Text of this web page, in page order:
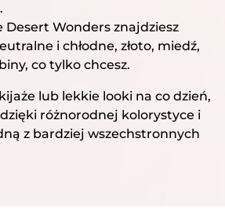
Desert Wonders znajdziesz
i chłodne, złoto, miedź,
co tylko chcesz.
lub lekkie looki na co dzień,
różnorodnej kolorystyce i
z bardziej wszechstronnych